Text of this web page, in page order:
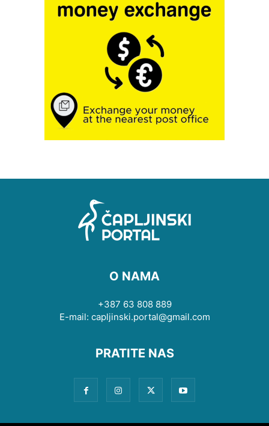
O NAMA
+387 63 808 889
E-mail: capljinski.portal@gmail.com
PRATITE NAS